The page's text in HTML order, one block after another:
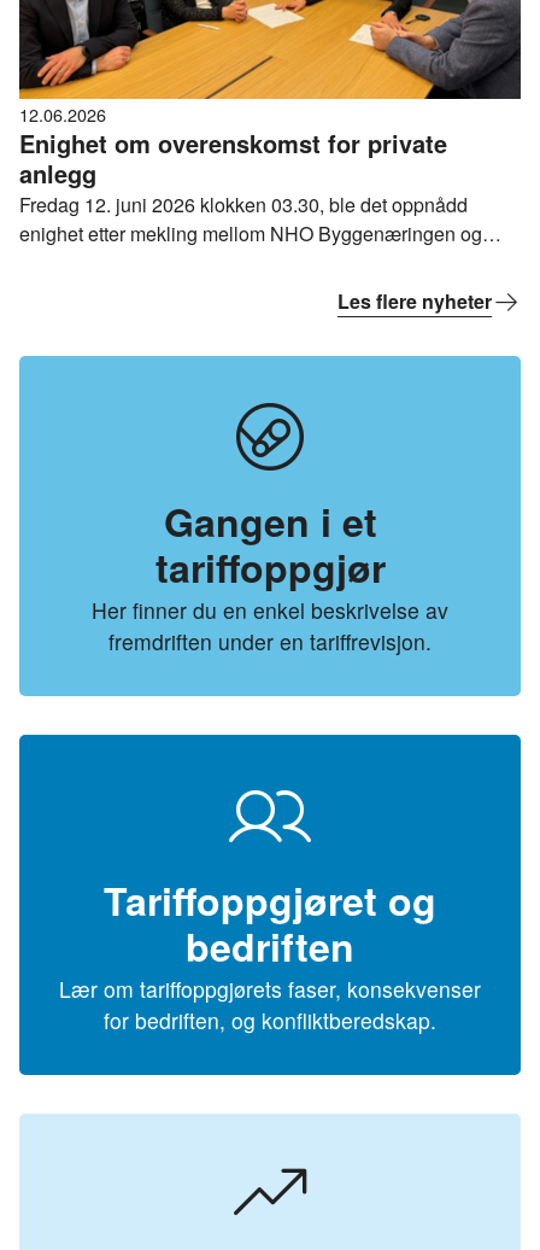
12.06.2026
Enighet om overenskomst for private
anlegg
Fredag 12. juni 2026 klokken 03.30, ble det oppnådd
enighet etter mekling mellom NHO Byggenæringen og
Overenskomst for private anlegg. Det blir dermed ikke
Les flere nyheter
Gangen i et
tariffoppgjør
Her finner du en enkel beskrivelse av
fremdriften under en tariffrevisjon.
Tariffoppgjøret og
bedriften
Lær om tariffoppgjørets faser, konsekvenser
for bedriften, og konfliktberedskap.